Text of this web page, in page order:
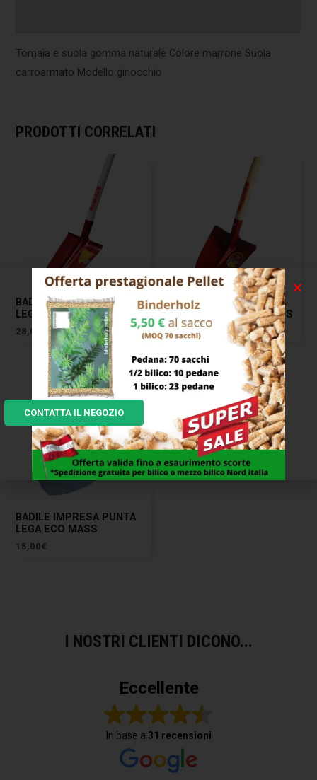
Tomaia e suola gomma naturale Colore marrone Suola
carroarmato Modello ginocchio
PRODOTTI CORRELATI
BADILE IMPRESA QUADRO
LEGA SCUDO M/TO MASS
28,00
BADILE IMPRESA PUNTA
LEGA DIABLO M/TO MASS
33,00 €
BADILE IMPRESA PUNTA
LEGA ECO MASS
15,00€
I NOSTRI CLIENTI DICONO...
Eccellente
In base a 31 recensioni
CONTATTA IL NEGOZIO